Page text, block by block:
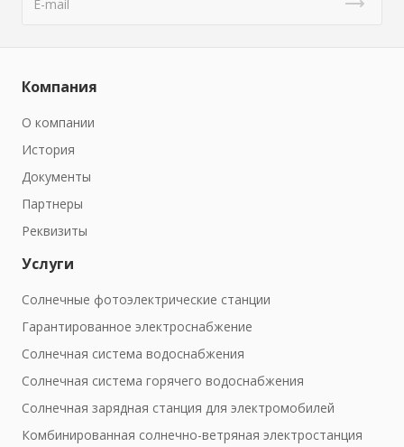
Компания
О компании
История
Документы
Партнеры
Реквизиты
Услуги
Солнечные фотоэлектрические станции
Гарантированное электроснабжение
Солнечная система водоснабжения
Солнечная система горячего водоснабжения
Солнечная зарядная станция для электромобилей
Комбинированная солнечно-ветряная электростанция